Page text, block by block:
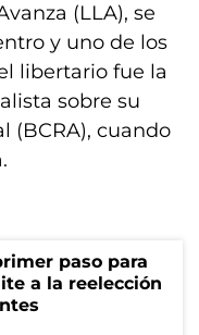
(LLA), se
y uno de los
libertario fue la
sobre su
(BCRA), cuando
paso para
a la reelección